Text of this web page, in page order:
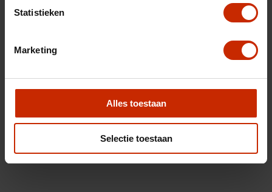
Statistieken
Marketing
Alles toestaan
Selectie toestaan